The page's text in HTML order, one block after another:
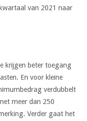
van 2021 naar
krijgen beter toegang
En voor kleine
verdubbelt
meer dan 250
Verder gaat het